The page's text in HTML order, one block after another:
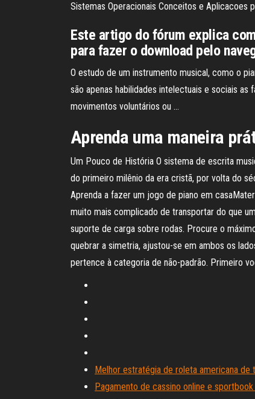
Sistemas Operacionais Conceitos e Aplicacoes
Este artigo do fórum explica
para fazer o download pelo
O estudo de um instrumento musical, como o
são apenas habilidades intelectuais e sociais
movimentos voluntários ou …
Aprenda uma maneira
Um Pouco de História O sistema de escrita
do primeiro milênio da era cristã, por volta do
Aprenda a fazer um jogo de piano em
muito mais complicado de transportar do que
suporte de carga sobre rodas. Procure o
quebrar a simetria, ajustou-se em ambos os
pertence à categoria de não-padrão. Primeiro
Melhor estratégia de roleta americana de
Pagamento de cassino online e